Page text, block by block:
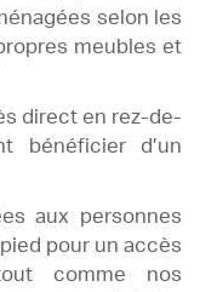
selon les
meubles et
direct en rez-de-
bénéficier d’un
aux personnes
pour un accès
comme nos